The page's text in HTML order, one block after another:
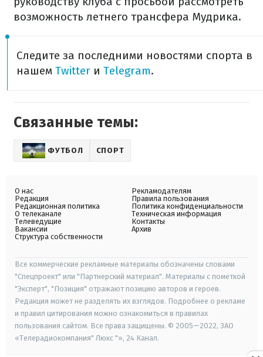
возможность летнего трансфера Мудрика.
Следите за последними новостями спорта в
нашем Twitter и Telegram.
Связанные темы:
ФУТБОЛ СПОРТ
О нас
Редакция
Редакционная политика
О телеканале
Телеведущие
Вакансии
Структура собственности
Рекламодателям
Правила пользования
Политика конфиденциальности
Техническая информация
Контакты
Архив
Все коммерческие рекламные материалы обозначены словами
"Спецпроект" или "Партнерский материал". Материалы с пометкой
"Эксперт", "Позиция" отражают позицию авторов и героев.
Редакция может не разделять их взглядов. Подробнее о рекламе
и правил цитирования можно ознакомиться в правилах
пользования сайтом. Все права защищены. © 2005—2022, ЗАО
«Телерадиокомпания" Люкс "», 24 Канал.